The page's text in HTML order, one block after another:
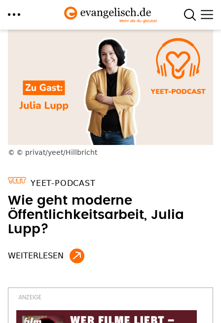
© privat/yeet/Hillbricht
YEET-PODCAST
Wie geht moderne
Öffentlichkeitsarbeit, Julia
Lupp?